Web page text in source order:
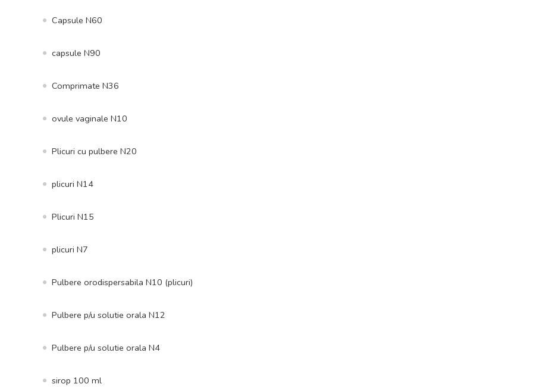
Capsule N60
capsule N90
Comprimate N36
ovule vaginale N10
Plicuri cu pulbere N20
plicuri N14
Plicuri N15
plicuri N7
Pulbere orodispersabila N10 (plicuri)
Pulbere p/u solutie orala N12
Pulbere p/u solutie orala N4
sirop 100 ml